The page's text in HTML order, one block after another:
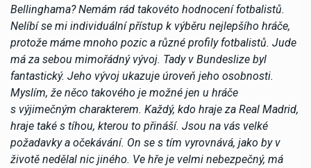
Bellinghama? Nemám rád takovéto hodnocení fotbalistů.
Nelíbí se mi individuální přístup k výběru nejlepšího hráče,
protože máme mnoho pozic a různé profily fotbalistů. Jude
má za sebou mimořádný vývoj. Tady v Bundeslize byl
fantastický. Jeho vývoj ukazuje úroveň jeho osobnosti.
Myslím, že něco takového je možné jen u hráče
s výjimečným charakterem. Každý, kdo hraje za Real Madrid,
hraje také s tíhou, kterou to přináší. Jsou na vás velké
požadavky a očekávání. On se s tím vyrovnává, jako by v
životě nedělal nic jiného. Ve hře je velmi nebezpečný, má